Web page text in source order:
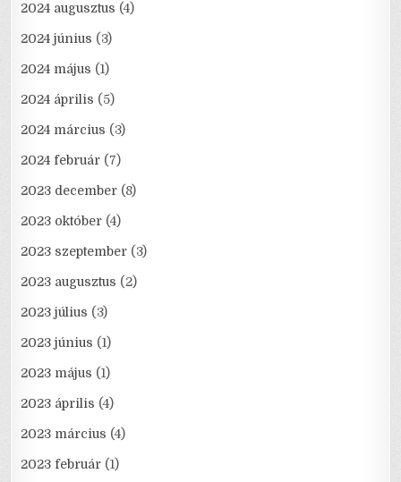
2024 augusztus (4)
2024 június (3)
2024 május (1)
2024 április (5)
2024 március (3)
2024 február (7)
2023 december (8)
2023 október (4)
2023 szeptember (3)
2023 augusztus (2)
2023 július (3)
2023 június (1)
2023 május (1)
2023 április (4)
2023 március (4)
2023 február (1)